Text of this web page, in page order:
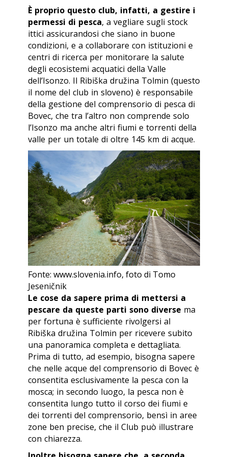
È proprio questo club, infatti, a gestire i
permessi di pesca, a vegliare sugli stock
ittici assicurandosi che siano in buone
condizioni, e a collaborare con istituzioni e
centri di ricerca per monitorare la salute
degli ecosistemi acquatici della Valle
dell’Isonzo. Il Ribiška družina Tolmin (questo
il nome del club in sloveno) è responsabile
della gestione del comprensorio di pesca di
Bovec, che tra l’altro non comprende solo
l’Isonzo ma anche altri fiumi e torrenti della
valle per un totale di oltre 145 km di acque.
Fonte: www.slovenia.info, foto di Tomo
Jeseničnik
Le cose da sapere prima di mettersi a
pescare da queste parti sono diverse ma
per fortuna è sufficiente rivolgersi al
Ribiška družina Tolmin per ricevere subito
una panoramica completa e dettagliata.
Prima di tutto, ad esempio, bisogna sapere
che nelle acque del comprensorio di Bovec è
consentita esclusivamente la pesca con la
mosca; in secondo luogo, la pesca non è
consentita lungo tutto il corso dei fiumi e
dei torrenti del comprensorio, bensì in aree
zone ben precise, che il Club può illustrare
con chiarezza.